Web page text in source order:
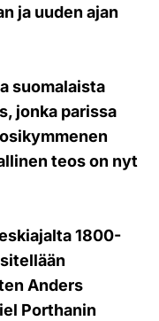
ja uuden ajan
suomalaista
jonka parissa
teos on nyt
1800-
Anders
Porthanin